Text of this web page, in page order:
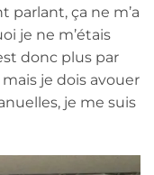
parlant, ça ne m’a
je ne m’étais
donc plus par
je dois avouer
je me suis